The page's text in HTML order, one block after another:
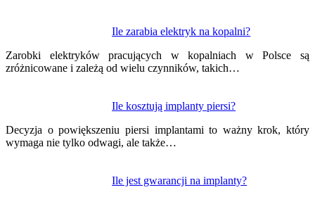
Ile zarabia elektryk na kopalni?
Zarobki elektryków pracujących w kopalniach w Polsce są
zróżnicowane i zależą od wielu czynników, takich…
Ile kosztują implanty piersi?
Decyzja o powiększeniu piersi implantami to ważny krok, który
wymaga nie tylko odwagi, ale także…
Ile jest gwarancji na implanty?